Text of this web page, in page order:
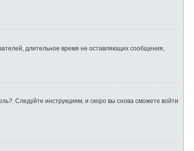
длительное время не оставляющих сообщения,
. Следуйте инструкциям, и скоро вы снова сможете войти